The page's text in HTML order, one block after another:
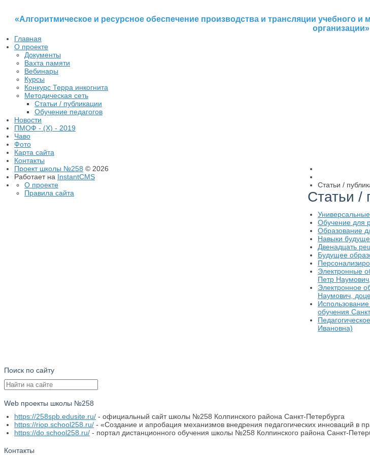
«Алгоритмическое и ресурсное обеспечение производства и трансляции учебного
организации»
Главная
О проекте
Документы
Вахта памяти
Вебинары
Курсы
Конкурс Терра инкогнита
Методическая сеть
Статьи / публикации
Обучение педагогов
Новости
ПМОФ - (X) - 2019
Чаво
Фото
Карта сайта
Контакты
Статьи /
Статьи /
Обучение для
Образование
Навыки
Двенадцать
Будущее
Электронные
Петр
Электронное
Наумович,
обучения
Ивановна)
Поиск по сайту
Web проекты школы №258
https://258spb.edusite.ru/ - официальный сайт школы №258 Колпинского района Санкт-Петербурга
https://riop.school258.ru/ - «Создание и апробация механизмов внедрения педагогических инноваций в
https://do.school258.ru/ - портал дистанционного обучения школы №258 Колпинского района Санкт-
Контакты
Проект школы №258 © 2026
Работает на InstantCMS
О проекте
Правила сайта